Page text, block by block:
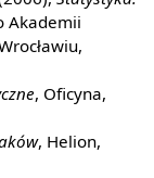
Akademii
, Oficyna,
, Helion,